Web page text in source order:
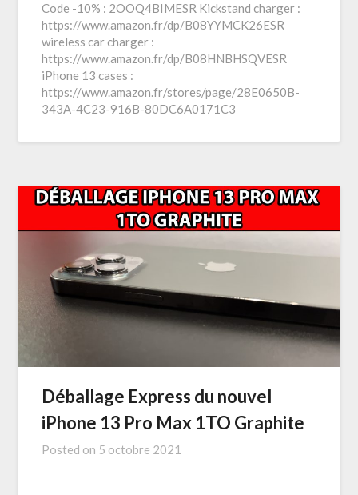
Code -10% : 2OOQ4BIMESR Kickstand charger :
https://www.amazon.fr/dp/B08YYMCK26ESR
wireless car charger :
https://www.amazon.fr/dp/B08HNBHSQVESR
iPhone 13 cases :
https://www.amazon.fr/stores/page/28E0650B-
343A-4C23-916B-80DC6A0171C3
Déballage Express du nouvel
iPhone 13 Pro Max 1TO Graphite
Posted on 5 octobre 2021